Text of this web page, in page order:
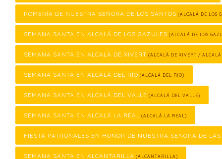
ROMERÍA DE NUESTRA SEÑORA DE LOS SANTOS (ALCALÁ DE LOS
SEMANA SANTA EN ALCALÁ DE LOS GAZULES (ALCALÁ DE LOS
SEMANA SANTA EN ALCALÀ DE XIVERT (ALCALÀ DE XIVERT /
SEMANA SANTA EN ALCALÁ DEL RÍO (ALCALÁ DEL RÍO)
SEMANA SANTA EN ALCALÁ DEL VALLE (ALCALÁ DEL VALLE)
SEMANA SANTA EN ALCALÁ LA REAL (ALCALÁ LA REAL)
FIESTA PATRONALES EN HONOR DE NUESTRA SEÑORA DE LAS
SEMANA SANTA EN ALCANTARILLA (ALCANTARILLA)